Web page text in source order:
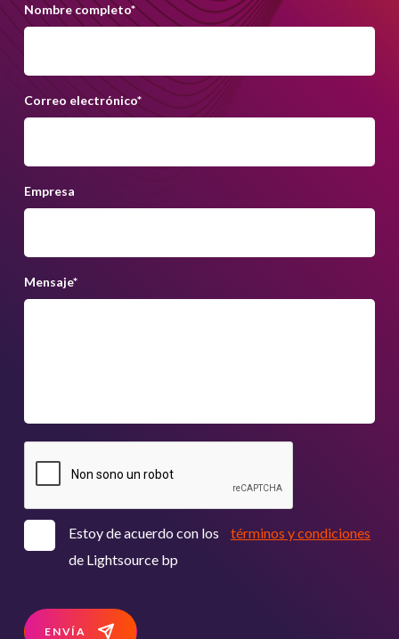
Nombre completo*
Correo electrónico*
Empresa
Mensaje*
Estoy de acuerdo con los
términos y condiciones
de Lightsource bp
ENVÍA